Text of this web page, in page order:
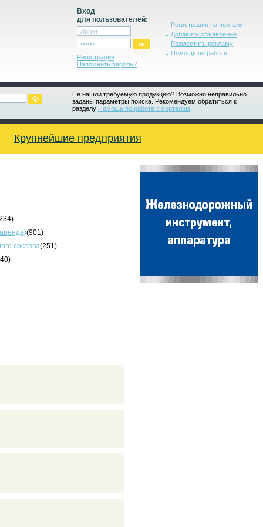
Вход
для пользователей:
Регистрация
Напомнить пароль?
Регистрация на портале
Добавить объявление
Разместить рекламу
Помощь по работе
Не нашли требуемую продукцию? Возможно неправильно
заданы параметры поиска. Рекомендуем обратиться к
разделу Помощь по работе с порталом
Крупнейшие предприятия
(901)
состава(251)